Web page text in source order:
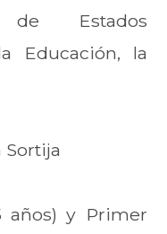
de Estados
Educación, la
Sortija
años) y Primer